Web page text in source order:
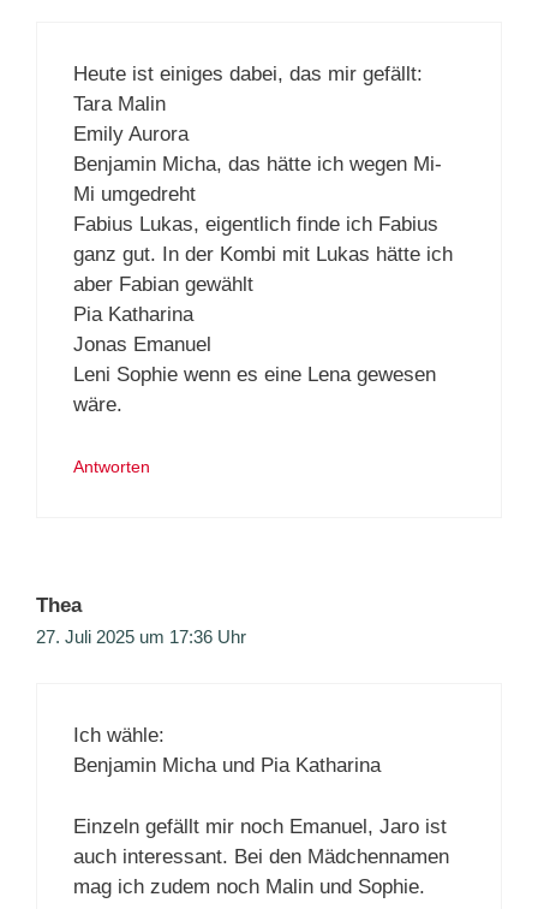
Heute ist einiges dabei, das mir gefällt:
Tara Malin
Emily Aurora
Benjamin Micha, das hätte ich wegen Mi-
Mi umgedreht
Fabius Lukas, eigentlich finde ich Fabius
ganz gut. In der Kombi mit Lukas hätte ich
aber Fabian gewählt
Pia Katharina
Jonas Emanuel
Leni Sophie wenn es eine Lena gewesen
wäre.
Antworten
Thea
27. Juli 2025 um 17:36 Uhr
Ich wähle:
Benjamin Micha und Pia Katharina
Einzeln gefällt mir noch Emanuel, Jaro ist
auch interessant. Bei den Mädchennamen
mag ich zudem noch Malin und Sophie.